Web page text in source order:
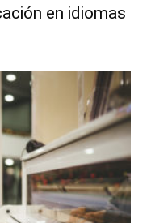
en idiomas